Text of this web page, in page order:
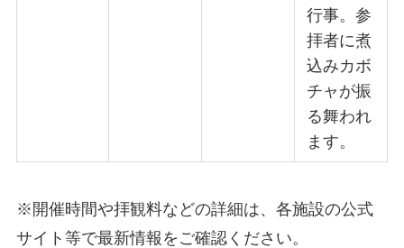
行事。参
拝者に煮
込みカボ
チャが振
る舞われ
ます。
※開催時間や拝観料などの詳細は、各施設の公式
サイト等で最新情報をご確認ください。